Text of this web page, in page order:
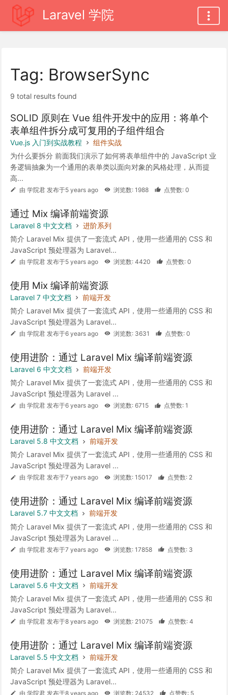
Laravel 学院
Tag: BrowserSync
9 total results found
SOLID 原则在 Vue 组件开发中的应用：将单个
表单组件拆分成可复用的子组件组合
Vue.js 入门到实战教程
组件实战
为什么要拆分 前面我们演示了如何将表单组件中的 JavaScript 业
务逻辑抽象为一个通用的表单类以面向对象的风格处理，从而提
高...
由 学院君 发布于5 years ago 浏览数: 1988 点赞数: 0
通过 Mix 编译前端资源
Laravel 8 中文文档
进阶系列
简介 Laravel Mix 提供了一套流式 API，使用一些通用的 CSS 和
JavaScript 预处理器为 Laravel...
由 学院君 发布于5 years ago 浏览数: 4420 点赞数: 0
使用 Mix 编译前端资源
Laravel 7 中文文档
前端开发
简介 Laravel Mix 提供了一套流式 API，使用一些通用的 CSS 和
JavaScript 预处理器为 Laravel...
由 学院君 发布于6 years ago 浏览数: 3631 点赞数: 0
使用进阶：通过 Laravel Mix 编译前端资源
Laravel 6 中文文档
前端开发
简介 Laravel Mix 提供了一套流式 API，使用一些通用的 CSS 和
JavaScript 预处理器为 Laravel ...
由 学院君 发布于6 years ago 浏览数: 6715 点赞数: 1
使用进阶：通过 Laravel Mix 编译前端资源
Laravel 5.8 中文文档
前端开发
简介 Laravel Mix 提供了一套流式 API，使用一些通用的 CSS 和
JavaScript 预处理器为 Laravel ...
由 学院君 发布于7 years ago 浏览数: 15017 点赞数: 2
使用进阶：通过 Laravel Mix 编译前端资源
Laravel 5.7 中文文档
前端开发
简介 Laravel Mix 提供了一套流式 API，使用一些通用的 CSS 和
JavaScript 预处理器为 Laravel ...
由 学院君 发布于7 years ago 浏览数: 17858 点赞数: 3
使用进阶：通过 Laravel Mix 编译前端资源
Laravel 5.6 中文文档
前端开发
简介 Laravel Mix 提供了一套流式 API，使用一些通用的 CSS 和
JavaScript 预处理器为 Laravel...
由 学院君 发布于8 years ago 浏览数: 21075 点赞数: 4
使用进阶：通过 Laravel Mix 编译前端资源
Laravel 5.5 中文文档
前端开发
简介 Laravel Mix 提供了一套流式 API，使用一些通用的 CSS 和
JavaScript 预处理器为 Laravel...
由 学院君 发布于8 years ago 浏览数: 24532 点赞数: 5